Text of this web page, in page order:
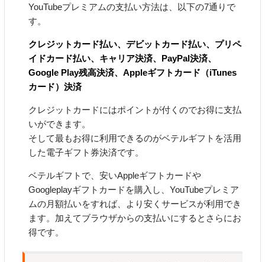
YouTubeプレミアムの支払い方法は、以下の7通りで
す。
クレジットカード払い、デビットカード払い、プリペ
イドカード払い、キャリア決済、PayPal決済、
Google Play残高決済、Appleギフトカード（iTunes
カード）決済
クレジットカードにはポイントが付くのでお得に支払
いができます。
そして最もお得に利用できるのがベテルギフトを活用
した電子ギフト券決済です。
ベテルギフトで、安いAppleギフトカードや
Googleplayギフトカードを購入し、YouTubeプレミア
ムの月額払いをすれば、より安くサービスが利用でき
ます。加えてブラウザからの支払いにするとさらにお
得です。